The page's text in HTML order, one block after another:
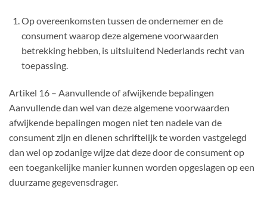
Op overeenkomsten tussen de ondernemer en de
consument waarop deze algemene voorwaarden
betrekking hebben, is uitsluitend Nederlands recht van
toepassing.
Artikel 16 – Aanvullende of afwijkende bepalingen
Aanvullende dan wel van deze algemene voorwaarden
afwijkende bepalingen mogen niet ten nadele van de
consument zijn en dienen schriftelijk te worden vastgelegd
dan wel op zodanige wijze dat deze door de consument op
een toegankelijke manier kunnen worden opgeslagen op een
duurzame gegevensdrager.